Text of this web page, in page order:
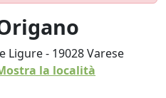
Ligure- 19028Varese
la località